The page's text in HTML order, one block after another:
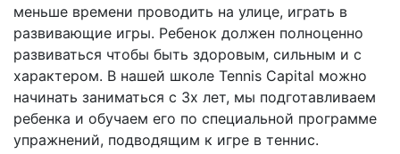
меньше времени проводить на улице, играть в
развивающие игры. Ребенок должен полноценно
развиваться чтобы быть здоровым, сильным и с
характером. В нашей школе Tennis Capital можно
начинать заниматься с 3х лет, мы подготавливаем
ребенка и обучаем его по специальной программе
упражнений, подводящим к игре в теннис.